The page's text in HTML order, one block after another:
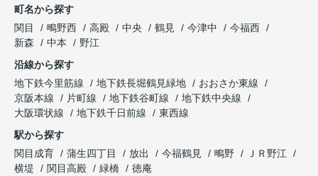
町名から探す
関目
鴫野西 高殿 中央 鶴見 今津中
今福西
新森
中本
野江
沿線から探す
地下鉄今里筋線
地下鉄長堀鶴見緑地
おおさか東線
京阪本線
片町線 地下鉄谷町線
地下鉄中央線
大阪環状線
地下鉄千日前線
東西線
駅から探す
関目成育
蒲生四丁目 放出 今福鶴見 鴫野
ＪＲ野江
横堤
関目高殿 緑橋 徳庵